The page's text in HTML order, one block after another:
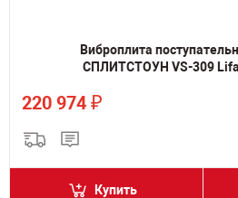
Виброплита
СПЛИТСТОУН VS-309
220 974 ₽
Купить